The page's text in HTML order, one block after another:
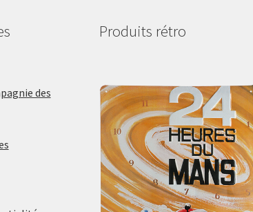
des
Produits rétro